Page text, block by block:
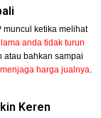
ketika melihat
anda tidak turun
atau bahkan sampai
menjaga harga jualnya.
Keren